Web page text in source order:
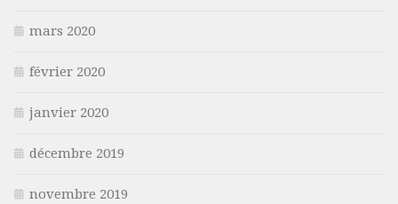
mars 2020
février 2020
janvier 2020
décembre 2019
novembre 2019